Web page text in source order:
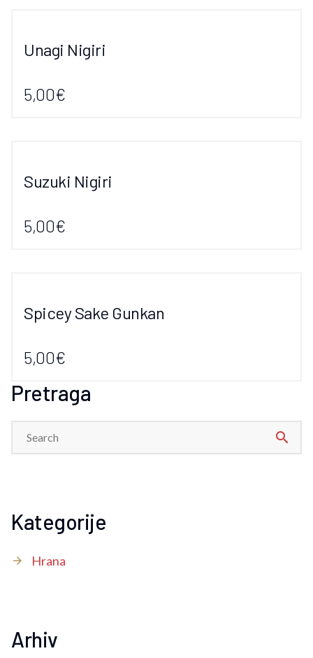
Unagi Nigiri
5,00€
Suzuki Nigiri
5,00€
Spicey Sake Gunkan
5,00€
Pretraga
search
Kategorije
Hrana
Arhiv